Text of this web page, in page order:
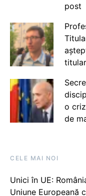
post
o
de
CELE MAI NOI
Unici în UE:
Uniune Europeană